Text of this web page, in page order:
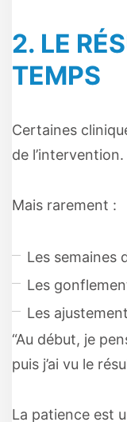
2. LE
TEMPS
Certaines
de l’intervention.
Mais rarement :
Les semaines
Les
Les
“Au début, je
puis j’ai vu le
La patience est